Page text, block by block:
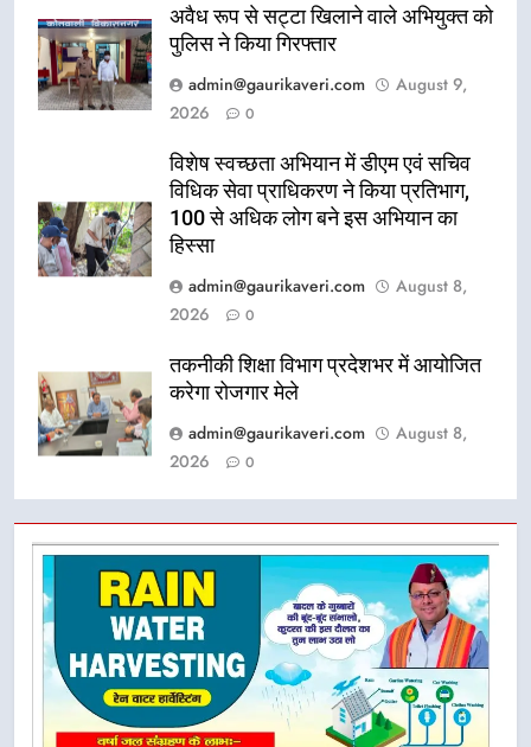
अवैध रूप से सट्टा खिलाने वाले अभियुक्त को
पुलिस ने किया गिरफ्तार
admin@gaurikaveri.com
August 9,
2026
0
विशेष स्वच्छता अभियान में डीएम एवं सचिव
विधिक सेवा प्राधिकरण ने किया प्रतिभाग,
100 से अधिक लोग बने इस अभियान का
हिस्सा
admin@gaurikaveri.com
August 8,
2026
0
तकनीकी शिक्षा विभाग प्रदेशभर में आयोजित
करेगा रोजगार मेले
admin@gaurikaveri.com
August 8,
2026
0